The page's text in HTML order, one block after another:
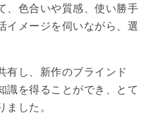
、色合いや質感、使い勝手
イメージを伺いながら、選
有し、新作のブラインド
識を得ることができ、とて
した。